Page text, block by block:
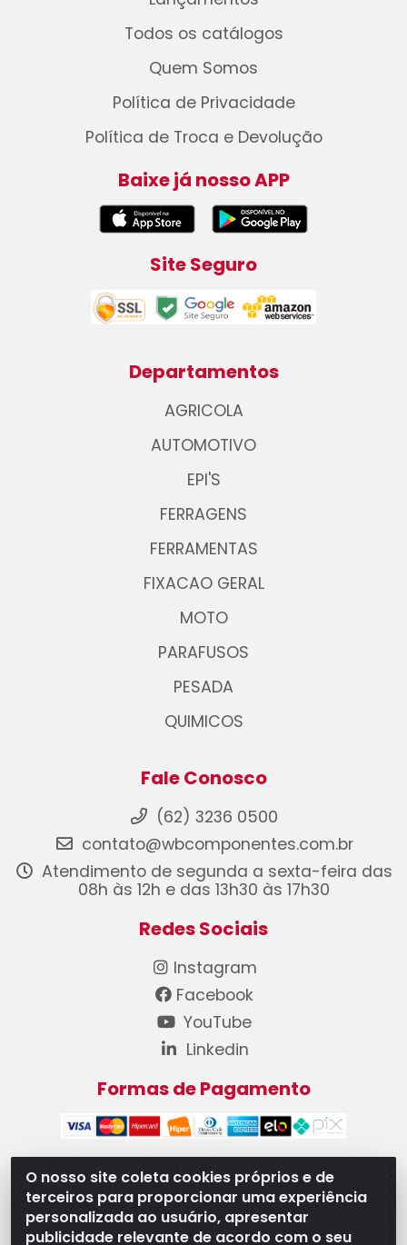
O nosso site coleta cookies próprios e de
terceiros para proporcionar uma experiência
personalizada ao usuário, apresentar
publicidade relevante de acordo com o seu
Todos os catálogos
Quem Somos
Política de Privacidade
Política de Troca e Devolução
Baixe já nosso APP
Site Seguro
Departamentos
AGRICOLA
AUTOMOTIVO
EPI'S
FERRAGENS
FERRAMENTAS
FIXACAO GERAL
MOTO
PARAFUSOS
PESADA
QUIMICOS
Fale Conosco
(62) 3236 0500
contato@wbcomponentes.com.br
Atendimento de segunda a sexta-feira das
08h às 12h e das 13h30 às 17h30
Redes Sociais
Instagram
Facebook
YouTube
Linkedin
Formas de Pagamento
WB Componentes Automotivos LTDA - CNPJ
08.528.393/0001-12 - Rua do Níquel, 667 - Parque
Oeste Industrial, Goiânia/GO - CEP 74375-660